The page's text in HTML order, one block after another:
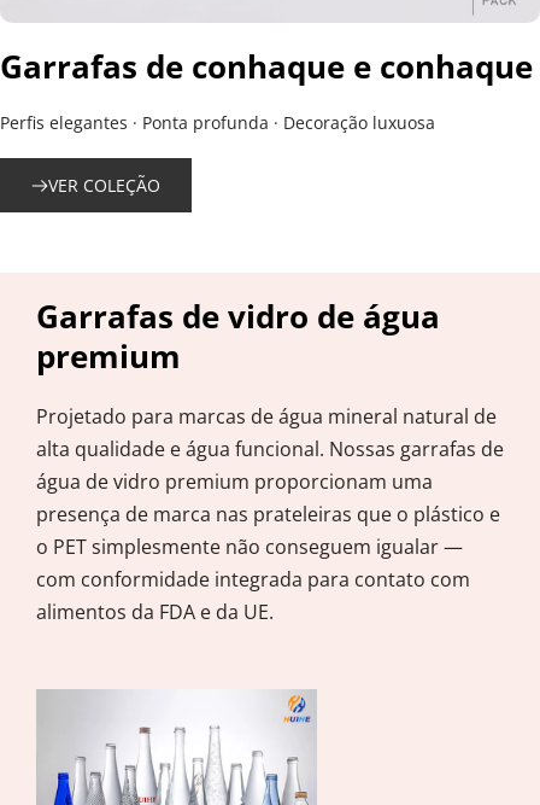
Garrafas de conhaque e conhaque
Perfis elegantes · Ponta profunda · Decoração luxuosa
VER COLEÇÃO
Tipos de garrafas de vidro para bebidas
Garrafas de vidro para bebidas
Tipos de garrafas de vinho
Garrafas de vinho para vinícolas,
Tipos de garrafas de cerveja
Garrafas de cerveja para
Garrafas de vidro de água
premium
Projetado para marcas de água mineral natural de
alta qualidade e água funcional. Nossas garrafas de
água de vidro premium proporcionam uma
presença de marca nas prateleiras que o plástico e
o PET simplesmente não conseguem igualar —
com conformidade integrada para contato com
alimentos da FDA e da UE.